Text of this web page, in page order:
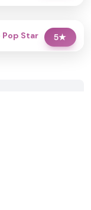
5★
Pop Star